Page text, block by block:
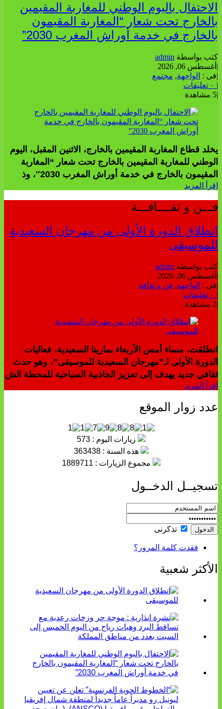
الاحتفال باليوم الوطني للمغاربة المقيمين
بالخارج تحت شعار “المغاربة المقيمون
بالخارج في خدمة أوراش المغرب 2030”
كتب بواسطة admin
| أغسطس 06, 2026
|فى : الواجهة, مجتمع
|
|5 مشاهدة
يخلد قطاع المغاربة المقيمين بالخارج، الاثنين المقبل، اليوم
الوطني للمغاربة المقيمين بالخارج تحت شعار “المغاربة
المقيمون بالخارج في خدمة أوراش المغرب 2030″، وذ
إقرأ المزيد
فـــن و ثقــــافـــة
انطلاق الدورة الأولى من مهرجان السعيدية
للموسيقى
كتب بواسطة admin
| أغسطس 06, 2026
|فى : الواجهة, فن و ثقافة
|
|2 مشاهدة
انطلقت، مساء أمس الأربعاء بمارينا السعيدية، فعاليات
الدورة الأولى لـ”مهرجان السعيدية للموسيقى”، وهو حدث
ثقافي جديد يهدف إلى تعزيز الجاذبية السياحية للمحطة الش
إقرأ المزيد
عدد زوار الموقع
زيارات اليوم : 573
هذه السنة : 363438
مجموع الزيارات : 1889711
تسجيــل الدخــول
تذكرنى
فقدت كلمة المرور؟
الأكثر شعبية